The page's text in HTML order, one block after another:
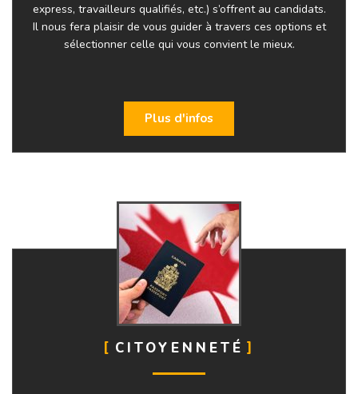
express, travailleurs qualifiés, etc.) s’offrent au candidats.
Il nous fera plaisir de vous guider à travers ces options et
sélectionner celle qui vous convient le mieux.
Plus d'infos
CITOYENNETÉ